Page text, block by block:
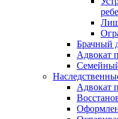
Брачный
Адвокат
Адвокат